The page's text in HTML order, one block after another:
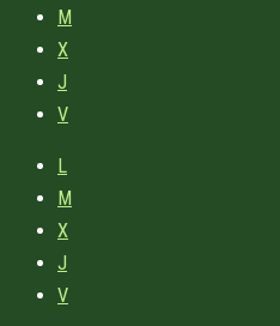
M
X
J
V
L
M
X
J
V